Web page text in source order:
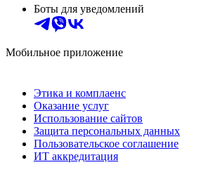
Боты для уведомлений
Мобильное приложение
Этика и комплаенс
Оказание услуг
Использование сайтов
Защита персональных данных
Пользовательское соглашение
ИТ аккредитация